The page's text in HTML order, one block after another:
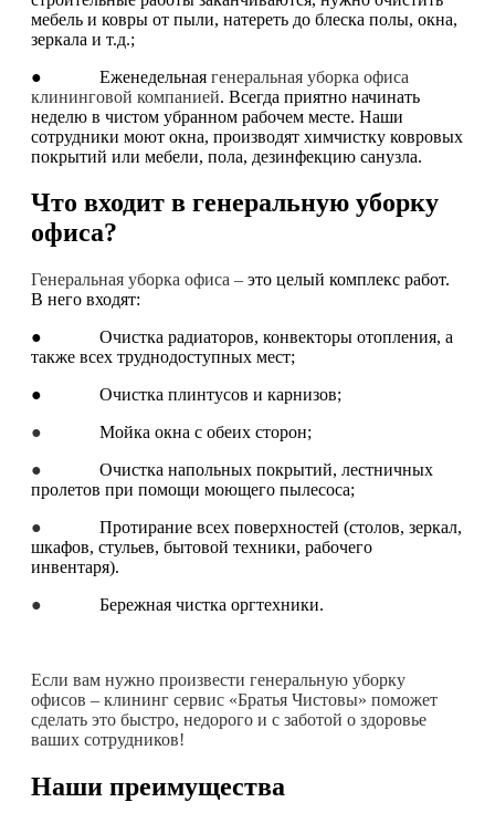
мебель и ковры от пыли, натереть до блеска полы, окна,
зеркала и т.д.;
● Еженедельная генеральная уборка офиса
клининговой компанией. Всегда приятно начинать
неделю в чистом убранном рабочем месте. Наши
сотрудники моют окна, производят химчистку ковровых
покрытий или мебели, пола, дезинфекцию санузла.
Что входит в генеральную уборку
офиса?
Генеральная уборка офиса – это целый комплекс работ.
В него входят:
● Очистка радиаторов, конвекторы отопления, а
также всех труднодоступных мест;
● Очистка плинтусов и карнизов;
● Мойка окна с обеих сторон;
● Очистка напольных покрытий, лестничных
пролетов при помощи моющего пылесоса;
● Протирание всех поверхностей (столов, зеркал,
шкафов, стульев, бытовой техники, рабочего
инвентаря).
● Бережная чистка оргтехники.
Если вам нужно произвести генеральную уборку
офисов – клининг сервис «Братья Чистовы» поможет
сделать это быстро, недорого и с заботой о здоровье
ваших сотрудников!
Наши преимущества